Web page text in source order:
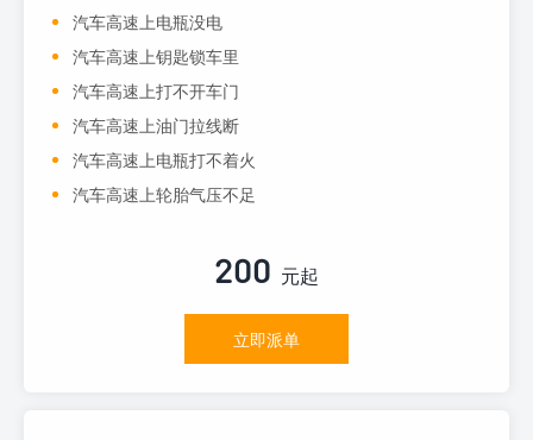
汽车高速上电瓶没电
汽车高速上钥匙锁车里
汽车高速上打不开车门
汽车高速上油门拉线断
汽车高速上电瓶打不着火
汽车高速上轮胎气压不足
200 元起
立即派单